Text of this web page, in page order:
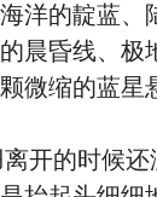
洋的靛蓝、
晨昏线、极
微缩的蓝星
开的时候还